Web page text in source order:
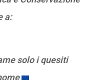
a:
solo i quesiti